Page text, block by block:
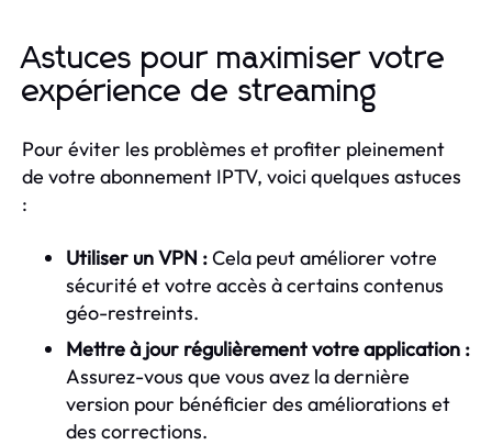
Astuces pour maximiser votre
expérience de streaming
Pour éviter les problèmes et profiter pleinement
de votre abonnement IPTV, voici quelques astuces
:
Utiliser un VPN :Cela peut améliorer votre
sécurité et votre accès à certains contenus
géo-restreints.
Mettre à jour régulièrement votre application :
Assurez-vous que vous avez la dernière
version pour bénéficier des améliorations et
des corrections.